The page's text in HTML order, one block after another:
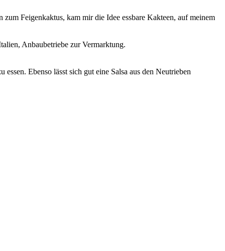
Feigenkaktus, kam mir die Idee essbare Kakteen, auf meinem
Anbaubetriebe zur Vermarktung.
Ebenso lässt sich gut eine Salsa aus den Neutrieben